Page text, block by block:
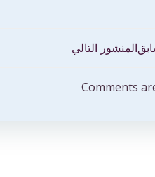
تصفّح
المقالات
المنشور التالي
Comments